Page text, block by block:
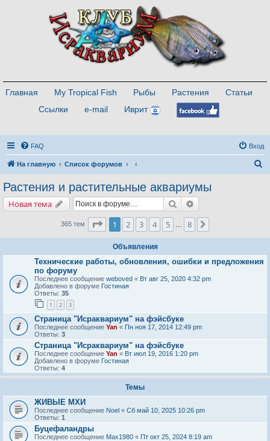
Главная My Tropical Fish Рыбы Растения
Статьи
Ссылки
e-mail Иврит
FAQ Вход
На главную Список форумов
Растения и растительные аквариумы
Новая тема Поиск
365 тем Страница1 из
1 2 3 4 5 8
Объявления
Технические работы, обновления, ошибки и предложения
по форуму
Последнее сообщение weboved « Вт авг 25, 2020 4:32 pm
Добавлено в форуме Гостиная
Ответы: 35
1 2 3
Страница "Исраквариум" на фэйсбуке
Последнее сообщение Yan « Пн ноя 17, 2014 12:49 pm
Ответы: 3
Страница "Исраквариум" на фэйсбуке
Последнее сообщение Yan « Вт июл 19, 2016 1:20 pm
Добавлено в форуме Гостиная
Ответы: 4
Темы
ЖИВЫЕ МХИ
Последнее сообщение Noel « Сб май 10, 2025 10:26 pm
Ответы: 1
Буцефаландры
Последнее сообщение Max1980 « Пт окт 25, 2024 8:19 am